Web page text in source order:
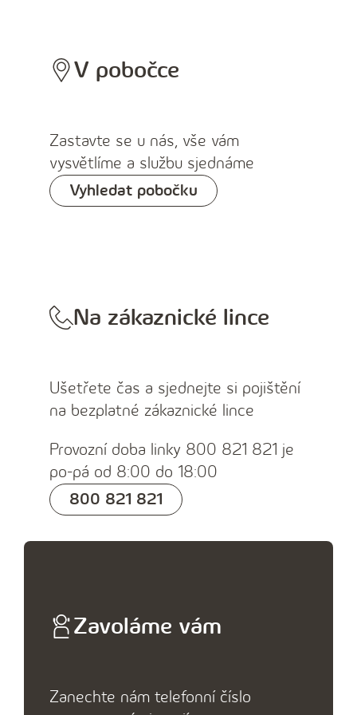
V pobočce
Zastavte se u nás, vše vám
vysvětlíme a službu sjednáme
Vyhledat pobočku
Na zákaznické lince
Ušetřete čas a sjednejte si pojištění
na bezplatné zákaznické lince
Provozní doba linky 800 821 821 je
po-pá od 8:00 do 18:00
800 821 821
Zavoláme vám
Zanechte nám telefonní číslo